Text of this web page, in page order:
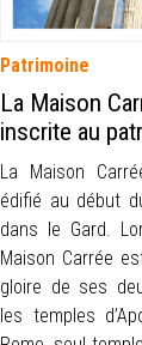
Patrimoine
La Maison
inscrite au
La Maison
édifié au début
dans le Gard.
Maison Carrée
gloire de ses
les temples